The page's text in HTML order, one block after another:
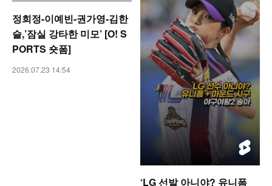
정희정-이예빈-권가영-김한
슬,’잠실 강타한 미모’ [O! S
PORTS 숏폼]
2026.07.23 14:54
‘LG 선발 아니야? 유니폼